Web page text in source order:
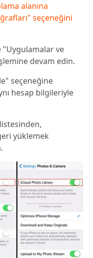
alanına
seçeneğini
"Uygulamalar ve
devam edin.
seçeneğine
hesap bilgileriyle
yüklemek